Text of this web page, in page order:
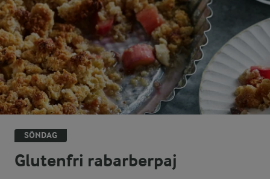
SÖNDAG
Glutenfri rabarberpaj